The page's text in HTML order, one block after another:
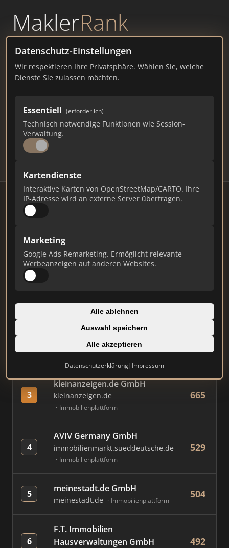
MaklerRank
powered byWAVEPOINT
Datenschutz-Einstellungen
Wir respektieren Ihre Privatsphäre. Wählen Sie, welche
Dienste Sie zulassen möchten.
Essentiell (erforderlich)
Technisch notwendige Funktionen wie Session-
Verwaltung.
Kartendienste
Interaktive Karten von OpenStreetMap/CARTO. Ihre
IP-Adresse wird an externe Server übertragen.
Marketing
Google Ads Remarketing. Ermöglicht relevante
Werbeanzeigen auf anderen Websites.
Alle ablehnen
Auswahl speichern
Alle akzeptieren
Datenschutzerklärung| Impressum
Immobilienmakler Görlitz –
Ranking Juli 2026
SACHSEN 57.304 EINWOHNER
80 448
# MAKLER / FIRMA
immowelt.de Immobilienplattform
Immobilien Scout GmbH
immobilienscout24.de
Immobilienplattform
3
kleinanzeigen.de GmbH
kleinanzeigen.de
Immobilienplattform
665
4
AVIV Germany GmbH
immobilienmarkt.sueddeutsche.de
Immobilienplattform
529
5 meinestadt.de GmbH
meinestadt.de Immobilienplattform
504
6
F.T. Immobilien
Hausverwaltungen GmbH
492